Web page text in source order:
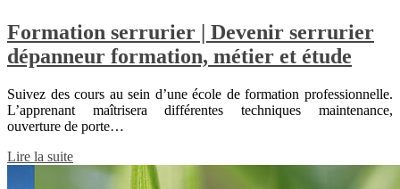
Formation serrurier | Devenir serrurier
dépanneur formation, métier et étude
Suivez des cours au sein d’une école de formation professionnelle.
L’apprenant maîtrisera différentes techniques maintenance,
ouverture de porte…
Lire la suite